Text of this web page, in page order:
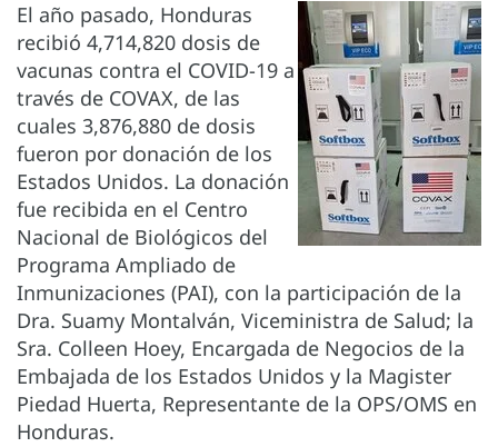
El año pasado, Honduras
recibió 4,714,820 dosis de
vacunas contra el COVID-19 a
través de COVAX, de las
cuales 3,876,880 de dosis
fueron por donación de los
Estados Unidos. La donación
fue recibida en el Centro
Nacional de Biológicos del
Programa Ampliado de
Inmunizaciones (PAI), con la participación de la
Dra. Suamy Montalván, Viceministra de Salud; la
Sra. Colleen Hoey, Encargada de Negocios de la
Embajada de los Estados Unidos y la Magister
Piedad Huerta, Representante de la OPS/OMS en
Honduras.